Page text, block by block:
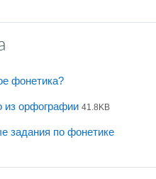
фонетика?
文件
из орфографии
文件 41.8KB
задания по фонетике
测验